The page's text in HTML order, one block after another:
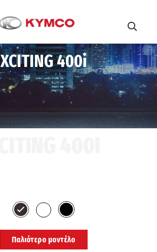
XCITING 400i
Παλιότερο μοντέλο